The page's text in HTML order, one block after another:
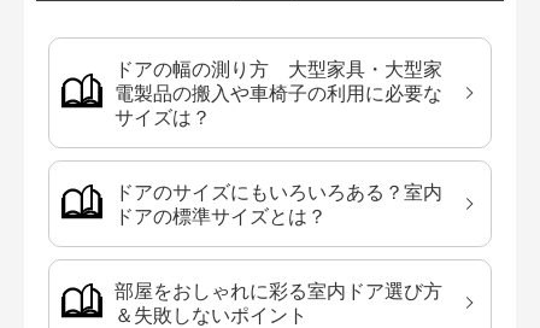
ドアの幅の測り方 大型家具・大型家
電製品の搬入や車椅子の利用に必要な
サイズは？
ドアのサイズにもいろいろある？室内
ドアの標準サイズとは？
部屋をおしゃれに彩る室内ドア選び方
＆失敗しないポイント